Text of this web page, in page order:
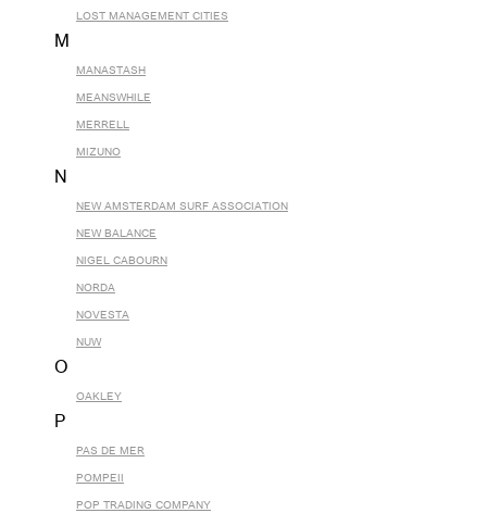
LOST MANAGEMENT CITIES
M
MANASTASH
MEANSWHILE
MERRELL
MIZUNO
N
NEW AMSTERDAM SURF ASSOCIATION
NEW BALANCE
NIGEL CABOURN
NORDA
NOVESTA
NUW
O
OAKLEY
P
PAS DE MER
POMPEII
POP TRADING COMPANY